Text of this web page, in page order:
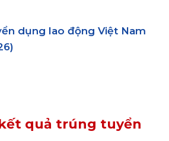
dụng lao động Việt Nam
quả trúng tuyển